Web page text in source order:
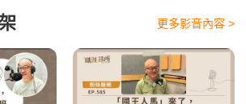
更多影音內容 >